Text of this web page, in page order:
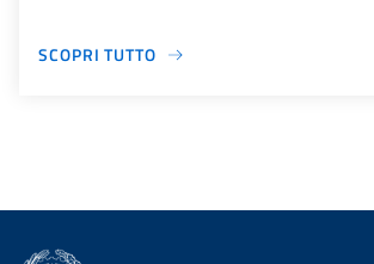
SCOPRI TUTTO